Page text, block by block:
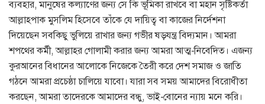
ব্যবহার, মানুষের কল্যাণের জন্য সে কি ভূমিকা রাখবে বা মহান সৃষ্টিকর্তা
আল্লাহপাক মুসলিম হিসেবে তাঁকে যে দায়িত্ব বা কাজের নির্দেশনা
দিয়েছেন সবকিছু ভুলিয়ে রাখার জন্য গভীর ষড়যন্ত্র বিদ্যমান। আমরা
শপথের কর্মী, আল্লাহর গোলামী করার জন্য আমরা আত্ম-নিবেদিত। এজন্য
কুরআনের বিধানের আলোকে নিজেকে তৈরী করে দেশ সমাজ ও জাতি
গঠনে আমরা প্রচেষ্ঠা চালিয়ে যাবো। যারা সব সময় আমাদের বিরোধীতা
করছেন, আমরা তাদেরকে আমাদের বন্ধু, ভাই-বোনের ন্যায় মনে করি।